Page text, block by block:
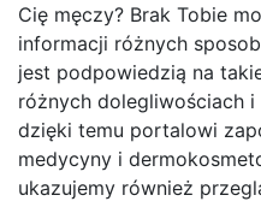
Cię męczy? Brak Tobie
informacji różnych
jest podpowiedzią na
różnych dolegliwościach
dzięki temu portalowi
medycyny i
ukazujemy również